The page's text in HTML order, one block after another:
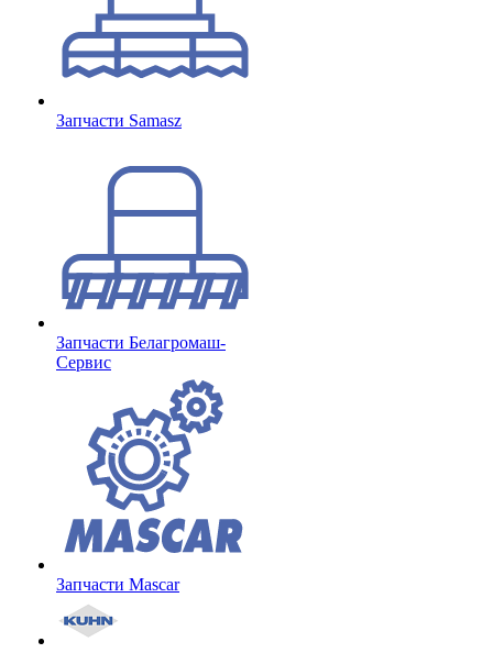
Запчасти Samasz
Запчасти Белагромаш-
Сервис
Запчасти Mascar